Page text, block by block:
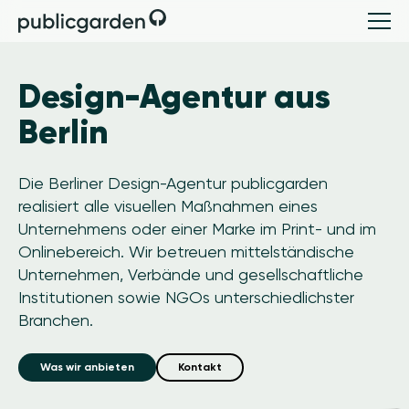
Design-Agentur aus
Berlin
Die Berliner Design-Agentur publicgarden
realisiert alle visuellen Maßnahmen eines
Unternehmens oder einer Marke im Print- und im
Onlinebereich. Wir betreuen mittelständische
Unternehmen, Verbände und gesellschaftliche
Institutionen sowie NGOs unterschiedlichster
Branchen.
Was wir anbieten Kontakt